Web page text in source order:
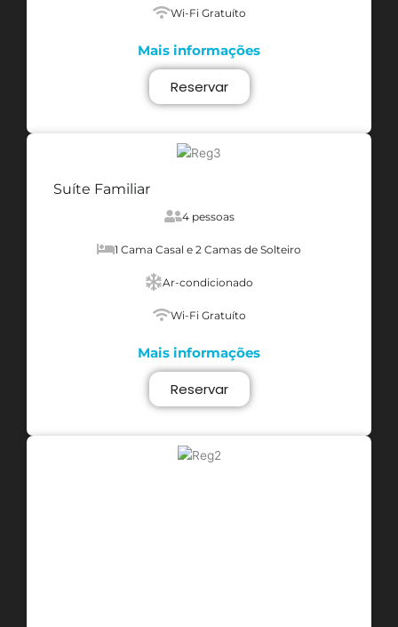
Wi-Fi Gratuíto
Mais informações
Reservar
Suíte Familiar
4 pessoas
1 Cama Casal e 2 Camas de Solteiro
Ar-condicionado
Wi-Fi Gratuíto
Mais informações
Reservar